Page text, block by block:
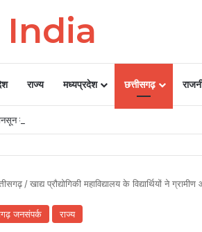
India
राज्य मध्यप्रदेश छत्तीसगढ़
में भारत के इन 3 गांवों में घूमने का बना लें प्‍लान, नजारा
/खाद्य प्रौद्योगिकी महाविद्यालय के विद्यार्थियों ने
जनसंपर्क राज्य